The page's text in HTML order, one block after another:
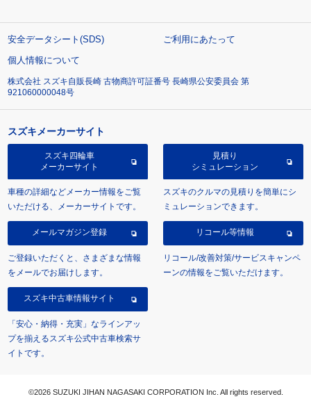
安全データシート(SDS)
ご利用にあたって
個人情報について
株式会社 スズキ自販長崎 古物商許可証番号 長崎県公安委員会 第
921060000048号
スズキメーカーサイト
スズキ四輪車
メーカーサイト
車種の詳細などメーカー情報をご覧
いただける、メーカーサイトです。
見積り
シミュレーション
スズキのクルマの見積りを簡単にシ
ミュレーションできます。
メールマガジン登録
ご登録いただくと、さまざまな情報
をメールでお届けします。
リコール等情報
リコール/改善対策/サービスキャンペ
ーンの情報をご覧いただけます。
スズキ中古車情報サイト
「安心・納得・充実」なラインアッ
プを揃えるスズキ公式中古車検索サ
イトです。
©2026 SUZUKI JIHAN NAGASAKI CORPORATION Inc. All rights reserved.